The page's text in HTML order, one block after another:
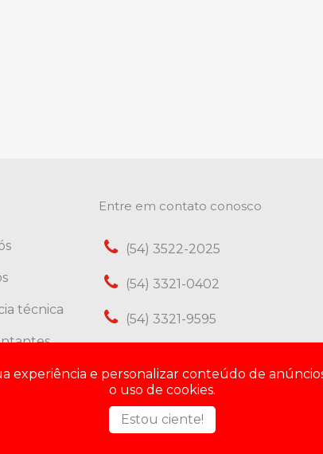
técnica
Entre em contato conosco
(54) 3522-2025
(54) 3321-0402
(54) 3321-9595
Assistência Técnica
(54) 98432-6994
Vendas / Contato
experiência e personalizar conteúdo de
o uso de cookies.
Estou ciente!